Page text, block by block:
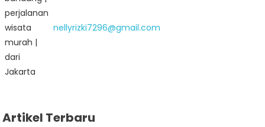
nellyrizki7296@gmail.com
Artikel Terbaru